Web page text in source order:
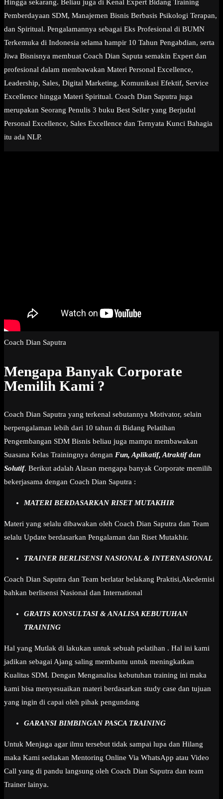
Hingga sekarang. Beliau juga di Kenal Expert Bidang Training
Pemberdayaan SDM, Manajemen Bisnis Berbasis Psikologi Terapan,
dan Spiritual. Pengalamannya sebagai Eks Profesional di BUMN
Terkemuka di Indonesia selama hampir 10 Tahun Pengabdian, serta
Jiwa Bisnisnya membuat Coach Dian Saputa semakin Expert dan
profesional dalam membawakan Materi Personal Excellence,
Leadership, Sales, Digital Marketing, Komunikasi Efektif, Service
Excellence hingga Materi Spiritual. Coach Dian Saputra juga
merupakan Seorang Penulis 3 buku Best Seller yang Berjudul
Personal Excellence, Sales Excellence dan Ternyata Kunci Bahagia
itu ada NLP.
Coach Dian Saputra
Mengapa Banyak Corporate
Memilih Kami ?
Coach Dian Saputra yang terkenal sebutannya Motivator, selain
berpengalaman lebih dari 10 tahun di Bidang Pelatihan
Pengembangan SDM Bisnis beliau juga mampu membawakan
Suasana Kelas Trainingnya dengan Fun, Aplikatif, Atraktif dan
Solutif. Berikut adalah Alasan mengapa banyak Corporate memilih
bekerjasama dengan Coach Dian Saputra :
MATERI BERDASARKAN RISET MUTAKHIR
Materi yang selalu dibawakan oleh Coach Dian Saputra dan Team
selalu Update berdasarkan Pengalaman dan Riset Mutakhir.
TRAINER BERLISENSI NASIONAL & INTERNASIONAL
Coach Dian Saputra dan Team berlatar belakang Praktisi,Akedemisi
bahkan berlisensi Nasional dan International
GRATIS KONSULTASI & ANALISA KEBUTUHAN
TRAINING
Hal yang Mutlak di lakukan untuk sebuah pelatihan . Hal ini kami
jadikan sebagai Ajang saling membantu untuk meningkatkan
Kualitas SDM. Dengan Menganalisa kebutuhan training ini maka
kami bisa menyesuaikan materi berdasarkan study case dan tujuan
yang ingin di capai oleh pihak pengundang
GARANSI BIMBINGAN PASCA TRAINING
Untuk Menjaga agar ilmu tersebut tidak sampai lupa dan Hilang
maka Kami sediakan Mentoring Online Via WhatsApp atau Video
Call yang di pandu langsung oleh Coach Dian Saputra dan team
Trainer lainya.